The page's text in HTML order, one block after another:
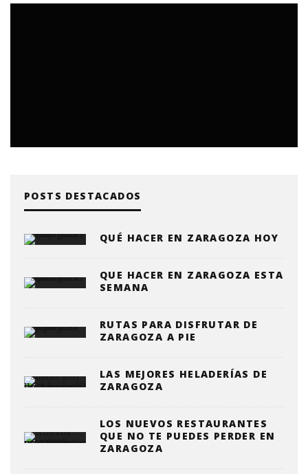
POSTS DESTACADOS
QUÉ HACER EN ZARAGOZA HOY
QUE HACER EN ZARAGOZA ESTA
SEMANA
RUTAS PARA DISFRUTAR DE
ZARAGOZA A PIE
LAS MEJORES HELADERÍAS DE
ZARAGOZA
LOS NUEVOS RESTAURANTES
QUE NO TE PUEDES PERDER EN
ZARAGOZA